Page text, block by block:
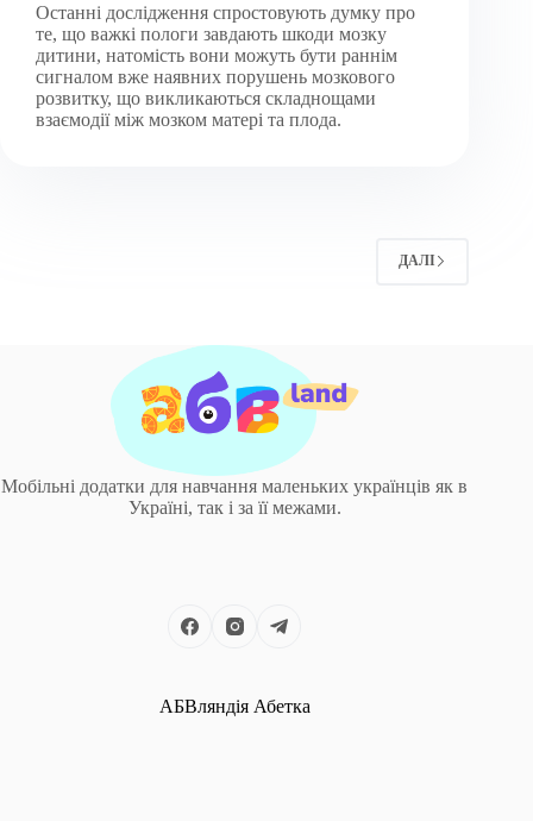
Останні дослідження спростовують думку про
те, що важкі пологи завдають шкоди мозку
дитини, натомість вони можуть бути раннім
сигналом вже наявних порушень мозкового
розвитку, що викликаються складнощами
взаємодії між мозком матері та плода.
ДАЛІ
Мобільні додатки для навчання маленьких українців як в
Україні, так і за її межами.
АБВляндія Абетка